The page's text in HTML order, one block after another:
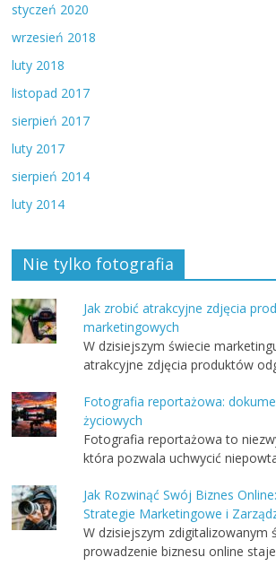
styczeń 2020
wrzesień 2018
luty 2018
listopad 2017
sierpień 2017
luty 2017
sierpień 2014
luty 2014
Nie tylko fotografia
Jak zrobić atrakcyjne zdjęcia
marketingowych
W dzisiejszym świecie
atrakcyjne zdjęcia produktów
Fotografia reportażowa:
życiowych
Fotografia reportażowa to
która pozwala uchwycić
Jak Rozwinąć Swój Biznes
Strategie Marketingowe i
W dzisiejszym zdigitalizowanym
prowadzenie biznesu online